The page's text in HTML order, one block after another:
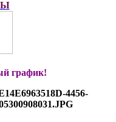
график!